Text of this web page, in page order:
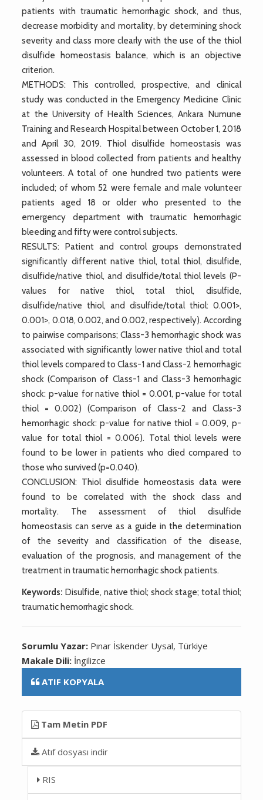
patients with traumatic hemorrhagic shock, and thus,
decrease morbidity and mortality, by determining shock
severity and class more clearly with the use of the thiol
disulfide homeostasis balance, which is an objective
criterion.
METHODS: This controlled, prospective, and clinical
study was conducted in the Emergency Medicine Clinic
at the University of Health Sciences, Ankara Numune
Training and Research Hospital between October 1, 2018
and April 30, 2019. Thiol disulfide homeostasis was
assessed in blood collected from patients and healthy
volunteers. A total of one hundred two patients were
included; of whom 52 were female and male volunteer
patients aged 18 or older who presented to the
emergency department with traumatic hemorrhagic
bleeding and fifty were control subjects.
RESULTS: Patient and control groups demonstrated
significantly different native thiol, total thiol, disulfide,
disulfide/native thiol, and disulfide/total thiol levels (P-
values for native thiol, total thiol, disulfide,
disulfide/native thiol, and disulfide/total thiol: 0.001>,
0.001>, 0.018, 0.002, and 0.002, respectively). According
to pairwise comparisons; Class-3 hemorrhagic shock was
associated with significantly lower native thiol and total
thiol levels compared to Class-1 and Class-2 hemorrhagic
shock (Comparison of Class-1 and Class-3 hemorrhagic
shock: p-value for native thiol = 0.001, p-value for total
thiol = 0.002) (Comparison of Class-2 and Class-3
hemorrhagic shock: p-value for native thiol = 0.009, p-
value for total thiol = 0.006). Total thiol levels were
found to be lower in patients who died compared to
those who survived (p=0.040).
CONCLUSION: Thiol disulfide homeostasis data were
found to be correlated with the shock class and
mortality. The assessment of thiol disulfide
homeostasis can serve as a guide in the determination
of the severity and classification of the disease,
evaluation of the prognosis, and management of the
treatment in traumatic hemorrhagic shock patients.
Keywords: Disulfide, native thiol; shock stage; total thiol;
traumatic hemorrhagic shock.
Sorumlu Yazar: Pınar İskender Uysal, Türkiye
Makale Dili: İngilizce
ATIF KOPYALA
Tam Metin PDF
Atıf dosyası indir
RIS